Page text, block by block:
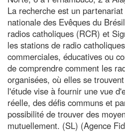
La recherche est un
nationale des Evêques du
radios catholiques (RCR) et
les stations de radio
commerciales, éducatives ou
de comprendre comment les
organisées, où elles se
l'étude vise à fournir une vue
réelle, des défis communs et
possibilité de trouver des
mutuellement. (SL) (Agence